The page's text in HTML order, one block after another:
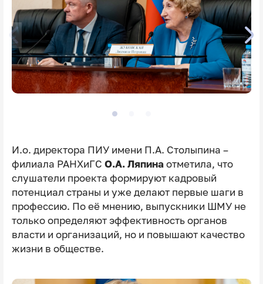
И.о. директора ПИУ имени П.А. Столыпина –
филиала РАНХиГС О.А. Ляпина отметила, что
слушатели проекта формируют кадровый
потенциал страны и уже делают первые шаги в
профессию. По её мнению, выпускники ШМУ не
только определяют эффективность органов
власти и организаций, но и повышают качество
жизни в обществе.